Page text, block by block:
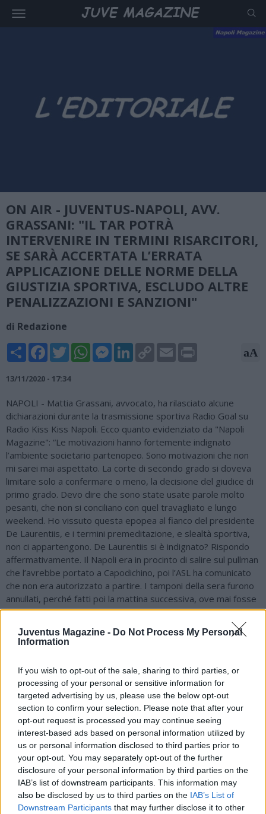
Juventus Magazine - Do Not Process My Personal
Information
If you wish to opt-out of the sale, sharing to third parties, or
processing of your personal or sensitive information for
targeted advertising by us, please use the below opt-out
section to confirm your selection. Please note that after your
opt-out request is processed you may continue seeing
interest-based ads based on personal information utilized by
us or personal information disclosed to third parties prior to
your opt-out. You may separately opt-out of the further
disclosure of your personal information by third parties on the
IAB’s list of downstream participants. This information may
also be disclosed by us to third parties on the IAB’s List of
Downstream Participants that may further disclose it to other
ON AIR - JUVENTUS-NAPOLI, AVV.
GRASSANI: "IL TAR POTRÀ
INTERVENIRE IN TERMINI RISARCITORI,
SE SARÀ ACCERTATA L’ERRATA
APPLICAZIONE DELLE NORME DELLA
GIUSTIZIA SPORTIVA, ESCLUDO ALTRE
PENALIZZAZIONI E SANZIONI"
di Redazione
Share FacebookTwitterWhatsAppMessengerLinkedInCopy
Link
Email aA
13/11/2020 - 17:34
NAPOLI - Mattia Grassani, avvocato, ha rilasciato alcune
dichiarazioni durante la trasmissione sportiva Radio Goal su
Radio Kiss Kiss Napoli. Ecco quanto evidenziato da "Napoli
Magazine": “Le motivazioni hanno fortemente indignato
l’ambiente societario partenopeo. Sono motivazioni che non
mi sarei mai aspettato. La corte di secondo grado si doveva
limitare solo a confermare o meno, la decisione del giudice di
primo grado. Devo dire che sono state usate parole molto
pesanti, che non si conciliano con quel travagliato e lungo
weekend. Ho vissuto questa epopea al fianco del presidente
De Laurentiis, e i termini premeditazione, e slealtà sportiva,
non ci appartengono. De Laurentiis si è indignato? Rispondo
affermativamente. Il Napoli era in procinto di salire sul pullman
che l’avrebbe portato a Capodichino, poi l’ASL ha comunicato
che non era autorizzato a partire. I tamponi della sera furono
annullati, perché fatti poi la mattina successiva, ove mai fosse
arrivato l’ok per viaggiare su Torino. Non si poteva tener
bloccato un laboratorio per i tamponi. Tar? Il Napoli ha perso
sia in primo che in secondo grado. Adesso ci sarà il terzo
al Napoli, e un risarcimento da parte della federazione. Il Tar
potrà intervenire in termini risarcitori, se sarà accertata
l’errata applicazione delle norme della giustizia sportiva. Alla
fine il Tar però non potrà ridiscutere la decisione presa nel
merito dal giudice sportivo. Ulteriori indagini? Abbiamo
seguito le indagini della procura federale. C’è stata massima
collaborazione da parte della procura. Escludo che possano
esserci ulteriori penalità, ulteriori sanzioni, nei confronti del
Napoli. Il dibattimenti è durato più di 1 ora e mezza. Un record
per una vicenda come questa. Eravamo solamente noi e i
giudici. La Juventus non ha preso parte ai dibattimenti, né in